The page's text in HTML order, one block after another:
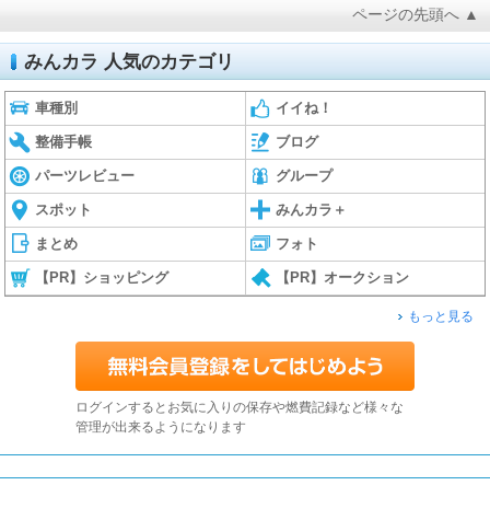
ページの先頭へ ▲
みんカラ 人気のカテゴリ
車種別 イイね！
整備手帳 ブログ
パーツレビュー グループ
スポット みんカラ＋
まとめ フォト
【PR】ショッピング 【PR】オークション
もっと見る
ログインするとお気に入りの保存や燃費記録など様々な
管理が出来るようになります